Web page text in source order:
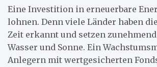
Eine Investition in erneuerbare
lohnen. Denn viele Länder haben
Zeit erkannt und setzen
Wasser und Sonne. Ein
Anlegern mit wertgesicherten